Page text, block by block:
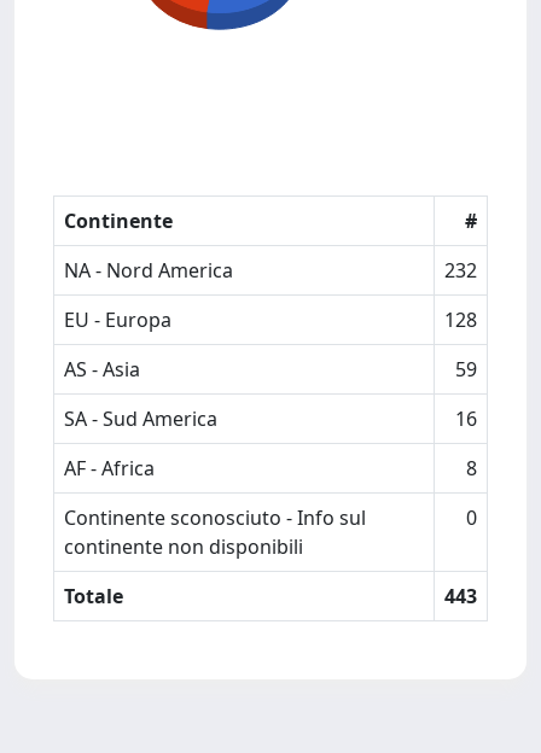
Continente
#
NA - Nord America
232
EU - Europa
128
AS - Asia
59
SA - Sud America
16
AF - Africa
8
Continente sconosciuto - Info sul
continente non disponibili
0
Totale 443